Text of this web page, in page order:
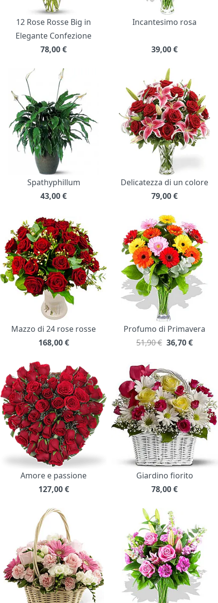
12 Rose Rosse Big in
Elegante Confezione
78,00€
Incantesimo rosa
39,00€
Spathyphillum
43,00€
Delicatezza di un colore
79,00€
Mazzo di 24 rose rosse
168,00 €
Profumo di Primavera
51,90 € 36,70€
Amore e passione
127,00 €
Giardino fiorito
78,00€